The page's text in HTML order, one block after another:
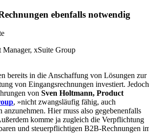
ebenfalls notwendig
xSuite Group
bereits in die Anschaffung von Lösungen zur
von Eingangsrechnungen investiert. Jedoch
vonSven Holtmann, Product
, »nicht zwangsläufig fähig, auch
anzunehmen. Hier muss also gegebenenfalls
komme ja zugleich die Verpflichtung
und steuerpflichtigen B2B-Rechnungen